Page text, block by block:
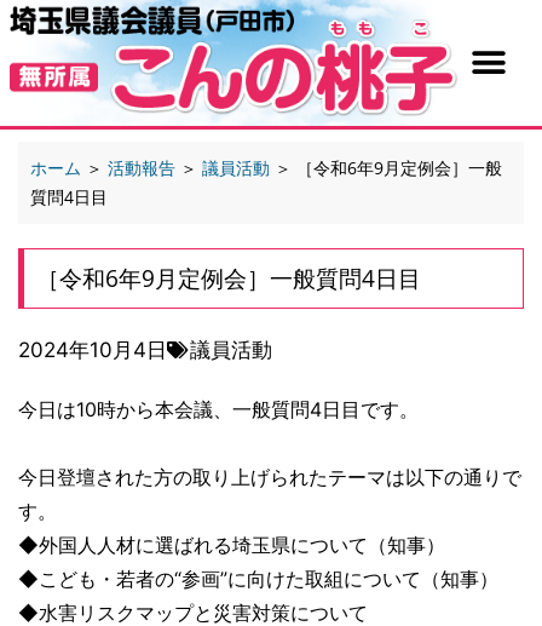
ホーム ＞ 活動報告 ＞ 議員活動 ＞
［令和6年9月定例会］一般
質問4日目
［令和6年9月定例会］一般質問4日目
2024年10月4日 議員活動
今日は10時から本会議、一般質問4日目です。
今日登壇された方の取り上げられたテーマは以下の通りで
す。
◆外国人人材に選ばれる埼玉県について（知事）
◆こども・若者の“参画”に向けた取組について（知事）
◆水害リスクマップと災害対策について